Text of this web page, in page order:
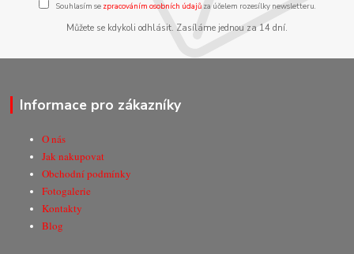
Souhlasím se zpracováním osobních údajůza účelem rozesílky newsletteru.
Můžete se kdykoli odhlásit. Zasíláme jednou za 14 dní.
Informace pro zákazníky
O nás
Jak nakupovat
Obchodní podmínky
Fotogalerie
Kontakty
Blog